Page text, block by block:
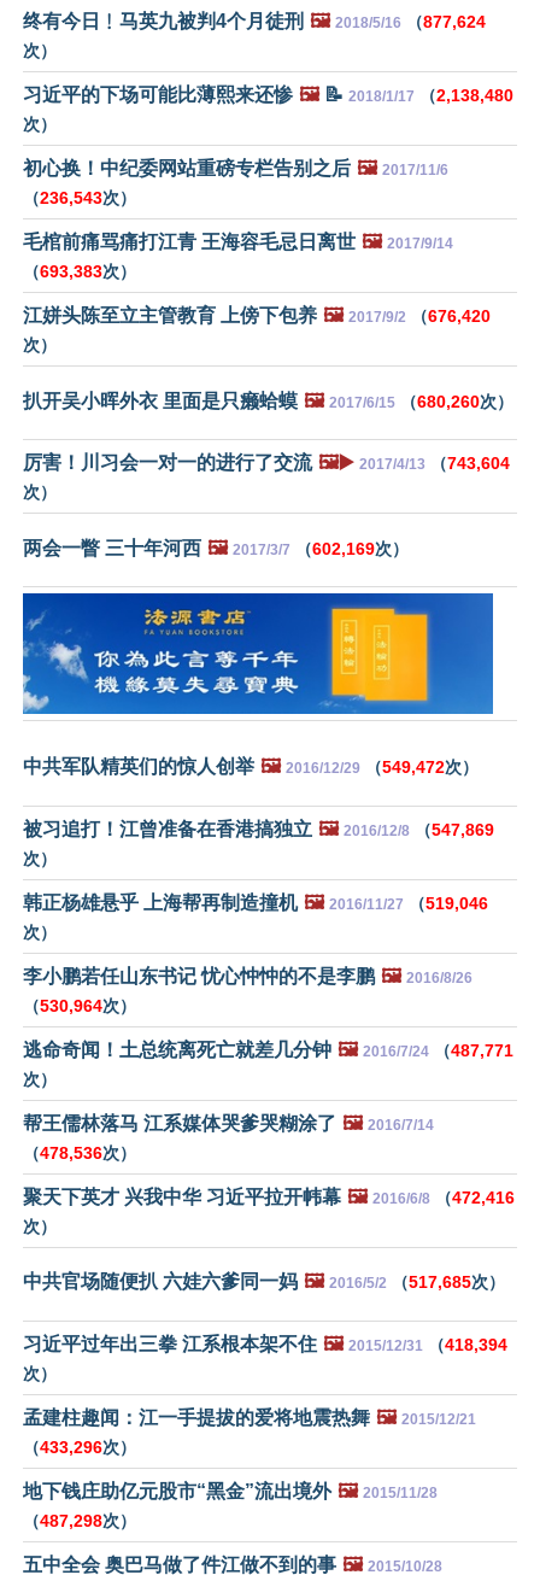
终有今日﹗马英九被判4个月徒刑 🖼️ 2018/5/16 （877,624
次）
习近平的下场可能比薄熙来还惨 🖼️📝 2018/1/17 （2,138,480
次）
初心换！中纪委网站重磅专栏告别之后 🖼️ 2017/11/6
（236,543次）
毛棺前痛骂痛打江青 王海容毛忌日离世 🖼️ 2017/9/14
（693,383次）
江姘头陈至立主管教育 上傍下包养 🖼️ 2017/9/2 （676,420
次）
扒开吴小晖外衣 里面是只癞蛤蟆 🖼️ 2017/6/15 （680,260次）
厉害！川习会一对一的进行了交流 🖼️▶️ 2017/4/13 （743,604
次）
两会一瞥 三十年河西 🖼️ 2017/3/7 （602,169次）
中共军队精英们的惊人创举 🖼️ 2016/12/29 （549,472次）
被习追打！江曾准备在香港搞独立 🖼️ 2016/12/8 （547,869
次）
韩正杨雄悬乎 上海帮再制造撞机 🖼️ 2016/11/27 （519,046
次）
李小鹏若任山东书记 忧心忡忡的不是李鹏 🖼️ 2016/8/26
（530,964次）
逃命奇闻！土总统离死亡就差几分钟 🖼️ 2016/7/24 （487,771
次）
帮王儒林落马 江系媒体哭爹哭糊涂了 🖼️ 2016/7/14
（478,536次）
聚天下英才 兴我中华 习近平拉开帏幕 🖼️ 2016/6/8 （472,416
次）
中共官场随便扒 六娃六爹同一妈 🖼️ 2016/5/2 （517,685次）
习近平过年出三拳 江系根本架不住 🖼️ 2015/12/31 （418,394
次）
孟建柱趣闻：江一手提拔的爱将地震热舞 🖼️ 2015/12/21
（433,296次）
地下钱庄助亿元股市“黑金”流出境外 🖼️ 2015/11/28
（487,298次）
五中全会 奥巴马做了件江做不到的事 🖼️ 2015/10/28